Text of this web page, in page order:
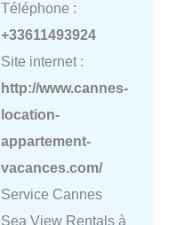
Téléphone :
+33611493924
Site internet :
http://www.cannes-
location-
appartement-
vacances.com/
Service Cannes
Sea View Rentals à